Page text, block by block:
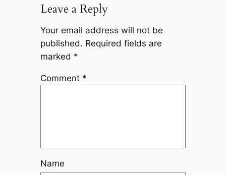
Leave a Reply
Your email address will not be
published. Required fields are
marked *
Comment *
Name